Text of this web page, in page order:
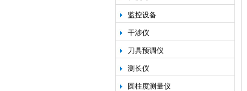
监控设备
干涉仪
刀具预调仪
测长仪
圆柱度测量仪